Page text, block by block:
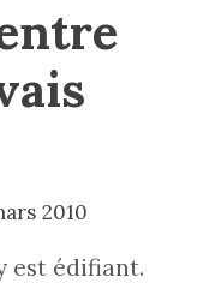
2010
est édifiant.